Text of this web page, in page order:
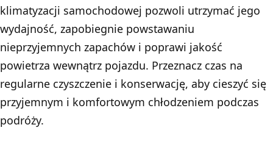
klimatyzacji samochodowej pozwoli utrzymać jego
wydajność, zapobiegnie powstawaniu
nieprzyjemnych zapachów i poprawi jakość
powietrza wewnątrz pojazdu. Przeznacz czas na
regularne czyszczenie i konserwację, aby cieszyć się
przyjemnym i komfortowym chłodzeniem podczas
podróży.